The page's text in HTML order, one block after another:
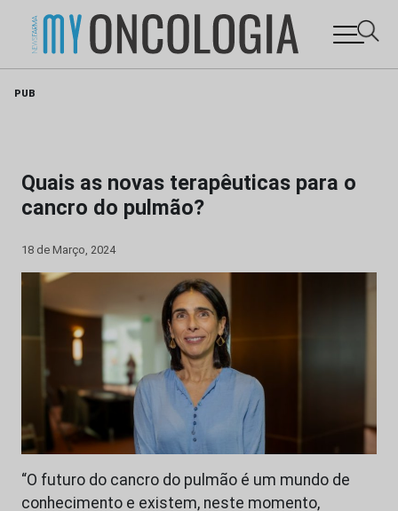
PUB
Quais as novas terapêuticas para o
cancro do pulmão?
18 de Março, 2024
“O futuro do cancro do pulmão é um mundo de
conhecimento e existem, neste momento,